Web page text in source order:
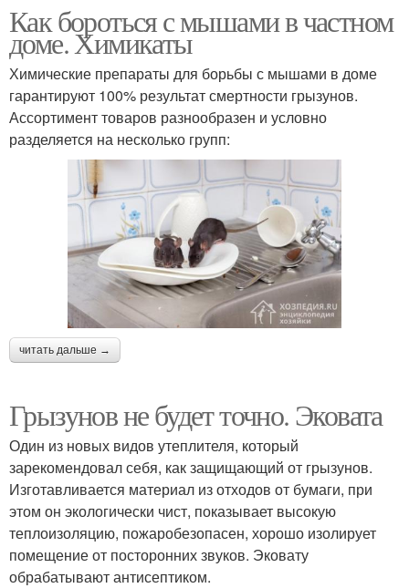
Как бороться с мышами в частном
доме. Химикаты
Химические препараты для борьбы с мышами в доме
гарантируют 100% результат смертности грызунов.
Ассортимент товаров разнообразен и условно
разделяется на несколько групп:
читать дальше →
Грызунов не будет точно. Эковата
Один из новых видов утеплителя, который
зарекомендовал себя, как защищающий от грызунов.
Изготавливается материал из отходов от бумаги, при
этом он экологически чист, показывает высокую
теплоизоляцию, пожаробезопасен, хорошо изолирует
помещение от посторонних звуков. Эковату
обрабатывают антисептиком.